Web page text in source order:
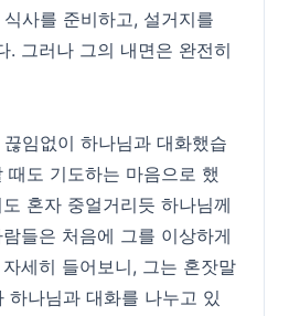
사를 준비하고, 설거지를
. 그러나 그의 내면은 완전히
임없이 하나님과 대화했습
때도 기도하는 마음으로 했
혼자 중얼거리듯 하나님께
들은 처음에 그를 이상하게
세히 들어보니, 그는 혼잣말
하나님과 대화를 나누고 있